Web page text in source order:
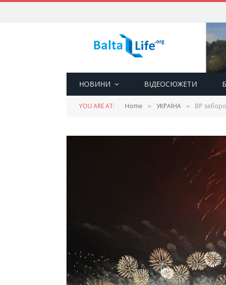
НОВИНИ ВІДЕОСЮЖЕТИ
YOU ARE AT: Home » УКРАЇНА » ВР